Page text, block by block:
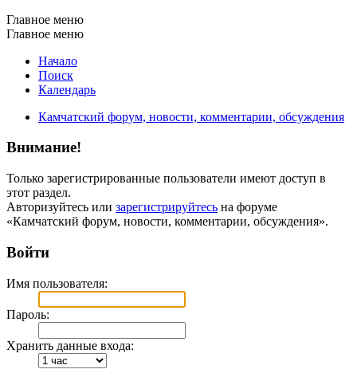
Главное меню
Главное меню
Начало
Поиск
Календарь
Камчатский форум, новости, комментарии, обсуждения
Внимание!
Только зарегистрированные пользователи имеют доступ в
этот раздел.
Авторизуйтесь или зарегистрируйтесь на форуме
«Камчатский форум, новости, комментарии, обсуждения».
Войти
Имя пользователя:
Пароль:
Хранить данные входа: